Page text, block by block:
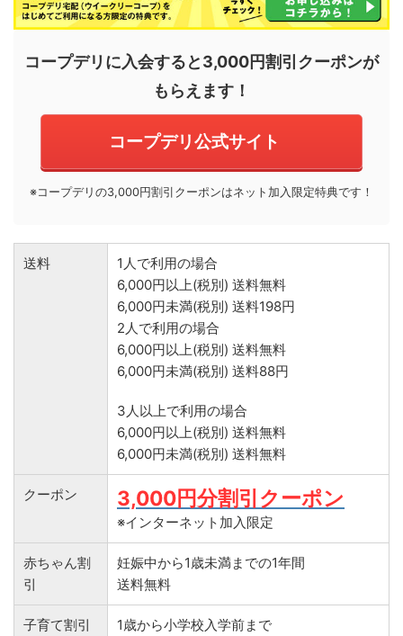
コープデリに入会すると3,000円割引クーポンが
もらえます！
コープデリ公式サイト
※コープデリの3,000円割引クーポンはネット加入限定特典です！
送料
1人で利用の場合
6,000円以上(税別) 送料無料
6,000円未満(税別) 送料198円
2人で利用の場合
6,000円以上(税別) 送料無料
6,000円未満(税別) 送料88円
3人以上で利用の場合
6,000円以上(税別) 送料無料
6,000円未満(税別) 送料無料
クーポン 3,000円分割引クーポン
※インターネット加入限定
赤ちゃん割
引
妊娠中から1歳未満までの1年間
送料無料
子育て割引
1歳から小学校入学前まで